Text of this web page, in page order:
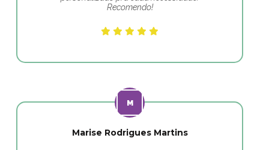
Recomendo!
Marise Rodrigues Martins